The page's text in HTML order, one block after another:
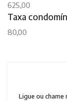
625,00
Taxa
80,00
Ligue ou